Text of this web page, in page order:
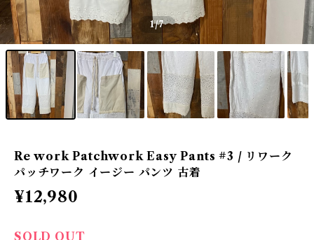
1/7
Re work Patchwork Easy Pants #3 / リワーク
パッチワーク イージー パンツ 古着
¥12,980
SOLD OUT